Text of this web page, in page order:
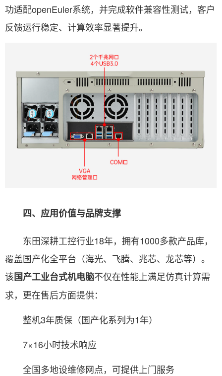
功适配openEuler系统，并完成软件兼容性测试，客户
反馈运行稳定、计算效率显著提升。
四、应用价值与品牌支撑
东田深耕工控行业18年，拥有1000多款产品库，
覆盖国产化全平台（海光、飞腾、兆芯、龙芯等）。
该国产工业台式机电脑不仅在性能上满足仿真计算需
求，更在售后方面提供：
整机3年质保（国产化系列为1年）
7×16小时技术响应
全国多地设维修网点，可提供上门服务